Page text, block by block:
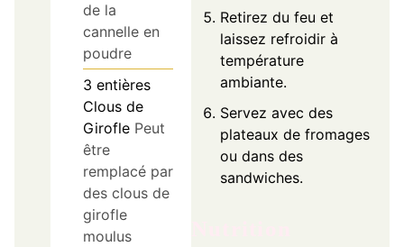
de la
cannelle en
poudre
3 entières
Clous de
Girofle Peut
être
remplacé par
des clous de
girofle
moulus
Retirez du feu et
laissez refroidir à
température
ambiante.
Servez avec des
plateaux de fromages
ou dans des
sandwiches.